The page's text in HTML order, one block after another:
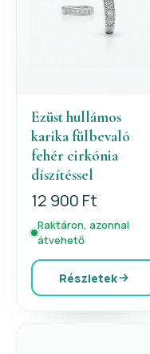
Ezüst hullámos
karika fülbevaló
fehér cirkónia
díszítéssel
12 900 Ft
Raktáron, azonnal
átvehető
Részletek